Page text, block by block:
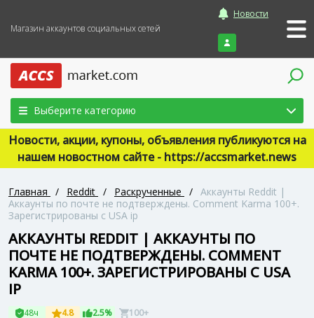
Магазин аккаунтов социальных сетей
Новости
Войти
Выберите категорию
Новости, акции, купоны, объявления публикуются на
нашем новостном сайте - https://accsmarket.news
Главная / Reddit / Раскрученные / Аккаунты Reddit |
Аккаунты по почте не подтверждены. Comment Karma 100+.
Зарегистрированы с USA ip
АККАУНТЫ REDDIT | АККАУНТЫ ПО
ПОЧТЕ НЕ ПОДТВЕРЖДЕНЫ. COMMENT
KARMA 100+. ЗАРЕГИСТРИРОВАНЫ С USA
IP
48ч 4.8 2.5% 100+